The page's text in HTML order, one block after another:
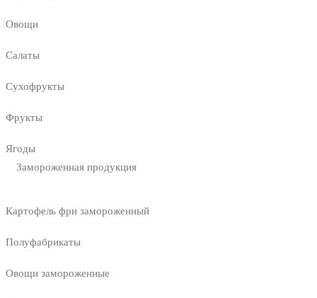
Овощи
Салаты
Сухофрукты
Фрукты
Ягоды
Замороженная продукция
Картофель фри замороженный
Полуфабрикаты
Овощи замороженные